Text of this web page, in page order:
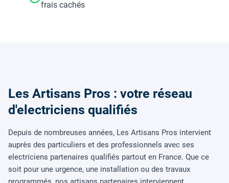
frais cachés
Les Artisans Pros : votre réseau
d'electriciens qualifiés
Depuis de nombreuses années, Les Artisans Pros intervient
auprès des particuliers et des professionnels avec ses
electriciens partenaires qualifiés partout en France. Que ce
soit pour une urgence, une installation ou des travaux